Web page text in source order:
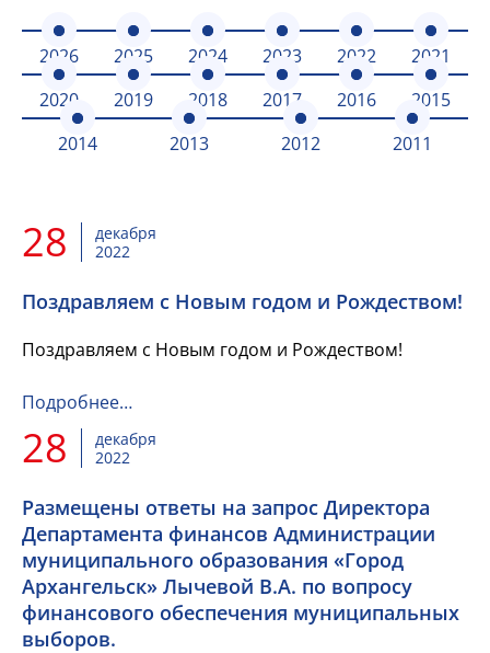
2026 2025 2024 2023 2022
2021
2020
2019 2018 2017 2016
2015
2014
2013 2012 2011
28
декабря
2022
Поздравляем с Новым годом и Рождеством!
Поздравляем с Новым годом и Рождеством!
Подробнее…
28
декабря
2022
Размещены ответы на запрос Директора
Департамента финансов Администрации
муниципального образования «Город
Архангельск» Лычевой В.А. по вопросу
финансового обеспечения муниципальных
выборов.